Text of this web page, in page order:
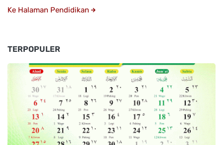
Ke Halaman Pendidikan
TERPOPULER